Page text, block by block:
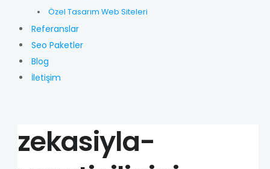
Özel Tasarım Web Siteleri
Referanslar
Seo Paketler
Blog
İletişim
zekasiyla-